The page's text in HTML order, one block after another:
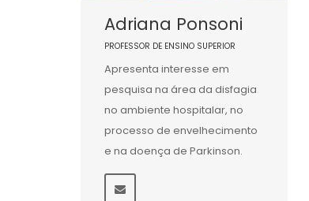
Adriana Ponsoni
PROFESSOR DE ENSINO SUPERIOR
Apresenta interesse em
pesquisa na área da disfagia
no ambiente hospitalar, no
processo de envelhecimento
e na doença de Parkinson.